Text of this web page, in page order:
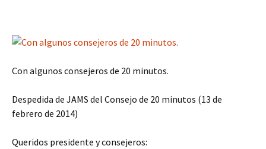
Con algunos consejeros de 20 minutos.
Despedida de JAMS del Consejo de 20 minutos (13 de
febrero de 2014)
Queridos presidente y consejeros: